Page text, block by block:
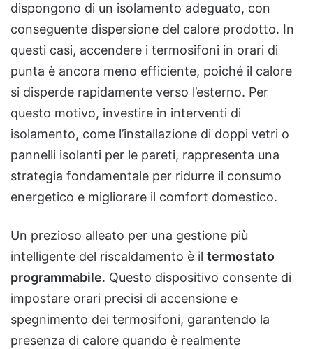
dispongono di un isolamento adeguato, con
conseguente dispersione del calore prodotto. In
questi casi, accendere i termosifoni in orari di
punta è ancora meno efficiente, poiché il calore
si disperde rapidamente verso l’esterno. Per
questo motivo, investire in interventi di
isolamento, come l’installazione di doppi vetri o
pannelli isolanti per le pareti, rappresenta una
strategia fondamentale per ridurre il consumo
energetico e migliorare il comfort domestico.
Un prezioso alleato per una gestione più
intelligente del riscaldamento è il termostato
programmabile. Questo dispositivo consente di
impostare orari precisi di accensione e
spegnimento dei termosifoni, garantendo la
presenza di calore quando è realmente